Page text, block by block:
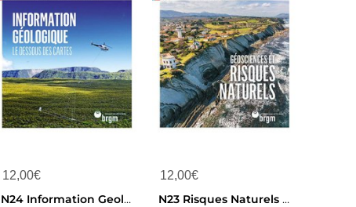
12,00€
N24 Information Geologique Geoscience
12,00€
N23 Risques Naturels - Geosciences